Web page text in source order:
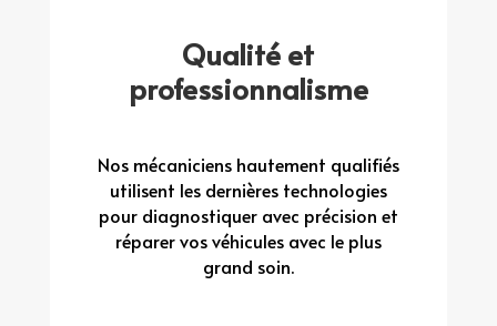
Qualité et
professionnalisme
Nos mécaniciens hautement qualifiés
utilisent les dernières technologies
pour diagnostiquer avec précision et
réparer vos véhicules avec le plus
grand soin.